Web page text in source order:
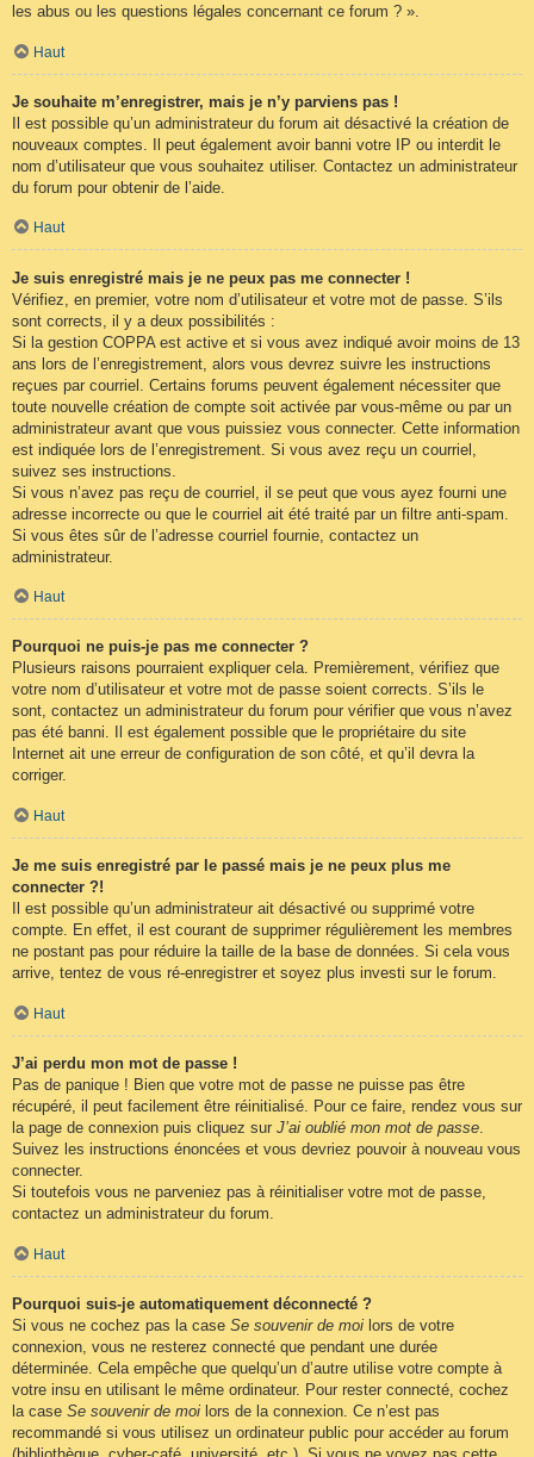
les abus ou les questions légales concernant ce forum ? ».
Haut
Je souhaite m’enregistrer, mais je n’y parviens pas !
Il est possible qu’un administrateur du forum ait désactivé la création de
nouveaux comptes. Il peut également avoir banni votre IP ou interdit le
nom d’utilisateur que vous souhaitez utiliser. Contactez un administrateur
du forum pour obtenir de l’aide.
Haut
Je suis enregistré mais je ne peux pas me connecter !
Vérifiez, en premier, votre nom d’utilisateur et votre mot de passe. S’ils
sont corrects, il y a deux possibilités :
Si la gestion COPPA est active et si vous avez indiqué avoir moins de 13
ans lors de l’enregistrement, alors vous devrez suivre les instructions
reçues par courriel. Certains forums peuvent également nécessiter que
toute nouvelle création de compte soit activée par vous-même ou par un
administrateur avant que vous puissiez vous connecter. Cette information
est indiquée lors de l’enregistrement. Si vous avez reçu un courriel,
suivez ses instructions.
Si vous n’avez pas reçu de courriel, il se peut que vous ayez fourni une
adresse incorrecte ou que le courriel ait été traité par un filtre anti-spam.
Si vous êtes sûr de l’adresse courriel fournie, contactez un
administrateur.
Haut
Pourquoi ne puis-je pas me connecter ?
Plusieurs raisons pourraient expliquer cela. Premièrement, vérifiez que
votre nom d’utilisateur et votre mot de passe soient corrects. S’ils le
sont, contactez un administrateur du forum pour vérifier que vous n’avez
pas été banni. Il est également possible que le propriétaire du site
Internet ait une erreur de configuration de son côté, et qu’il devra la
corriger.
Haut
Je me suis enregistré par le passé mais je ne peux plus me
connecter ?!
Il est possible qu’un administrateur ait désactivé ou supprimé votre
compte. En effet, il est courant de supprimer régulièrement les membres
ne postant pas pour réduire la taille de la base de données. Si cela vous
arrive, tentez de vous ré-enregistrer et soyez plus investi sur le forum.
Haut
J’ai perdu mon mot de passe !
Pas de panique ! Bien que votre mot de passe ne puisse pas être
récupéré, il peut facilement être réinitialisé. Pour ce faire, rendez vous sur
la page de connexion puis cliquez sur J’ai oublié mon mot de passe.
Suivez les instructions énoncées et vous devriez pouvoir à nouveau vous
connecter.
Si toutefois vous ne parveniez pas à réinitialiser votre mot de passe,
contactez un administrateur du forum.
Haut
Pourquoi suis-je automatiquement déconnecté ?
Si vous ne cochez pas la case Se souvenir de moi lors de votre
connexion, vous ne resterez connecté que pendant une durée
déterminée. Cela empêche que quelqu’un d’autre utilise votre compte à
votre insu en utilisant le même ordinateur. Pour rester connecté, cochez
la case Se souvenir de moi lors de la connexion. Ce n’est pas
recommandé si vous utilisez un ordinateur public pour accéder au forum